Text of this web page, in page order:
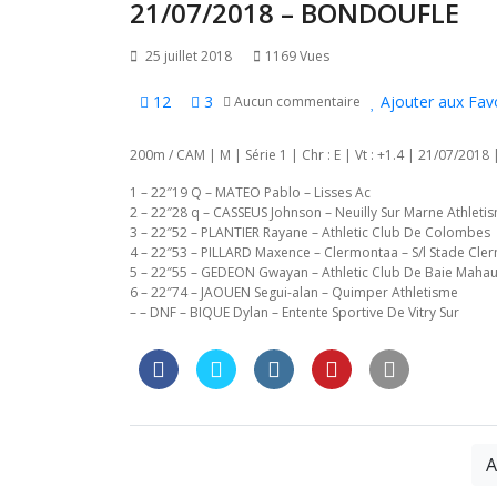
21/07/2018 – BONDOUFLE
25 juillet 2018 1169 Vues
12 3 Aucun commentaire Ajouter aux
200m / CAM | M | Série 1 | Chr : E | Vt : +1.4 | 21/07/2018
1 – 22″19 Q – MATEO Pablo – Lisses Ac
2 – 22″28 q – CASSEUS Johnson – Neuilly Sur Marne
3 – 22″52 – PLANTIER Rayane – Athletic Club De Colombes
4 – 22″53 – PILLARD Maxence – Clermontaa – S/l Stade
5 – 22″55 – GEDEON Gwayan – Athletic Club De Baie
6 – 22″74 – JAOUEN Segui-alan – Quimper Athletisme
– – DNF – BIQUE Dylan – Entente Sportive De Vitry Sur